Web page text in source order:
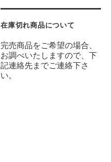
在庫切れ商品について
完売商品をご希望の場合、
お調べいたしますので、下
記連絡先までご連絡下さ
い。